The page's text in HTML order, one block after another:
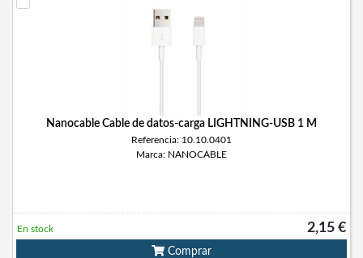
Nanocable Cable de datos-carga LIGHTNING-USB 1 M
Referencia: 10.10.0401
Marca: NANOCABLE
2,15 €
En stock
Comprar